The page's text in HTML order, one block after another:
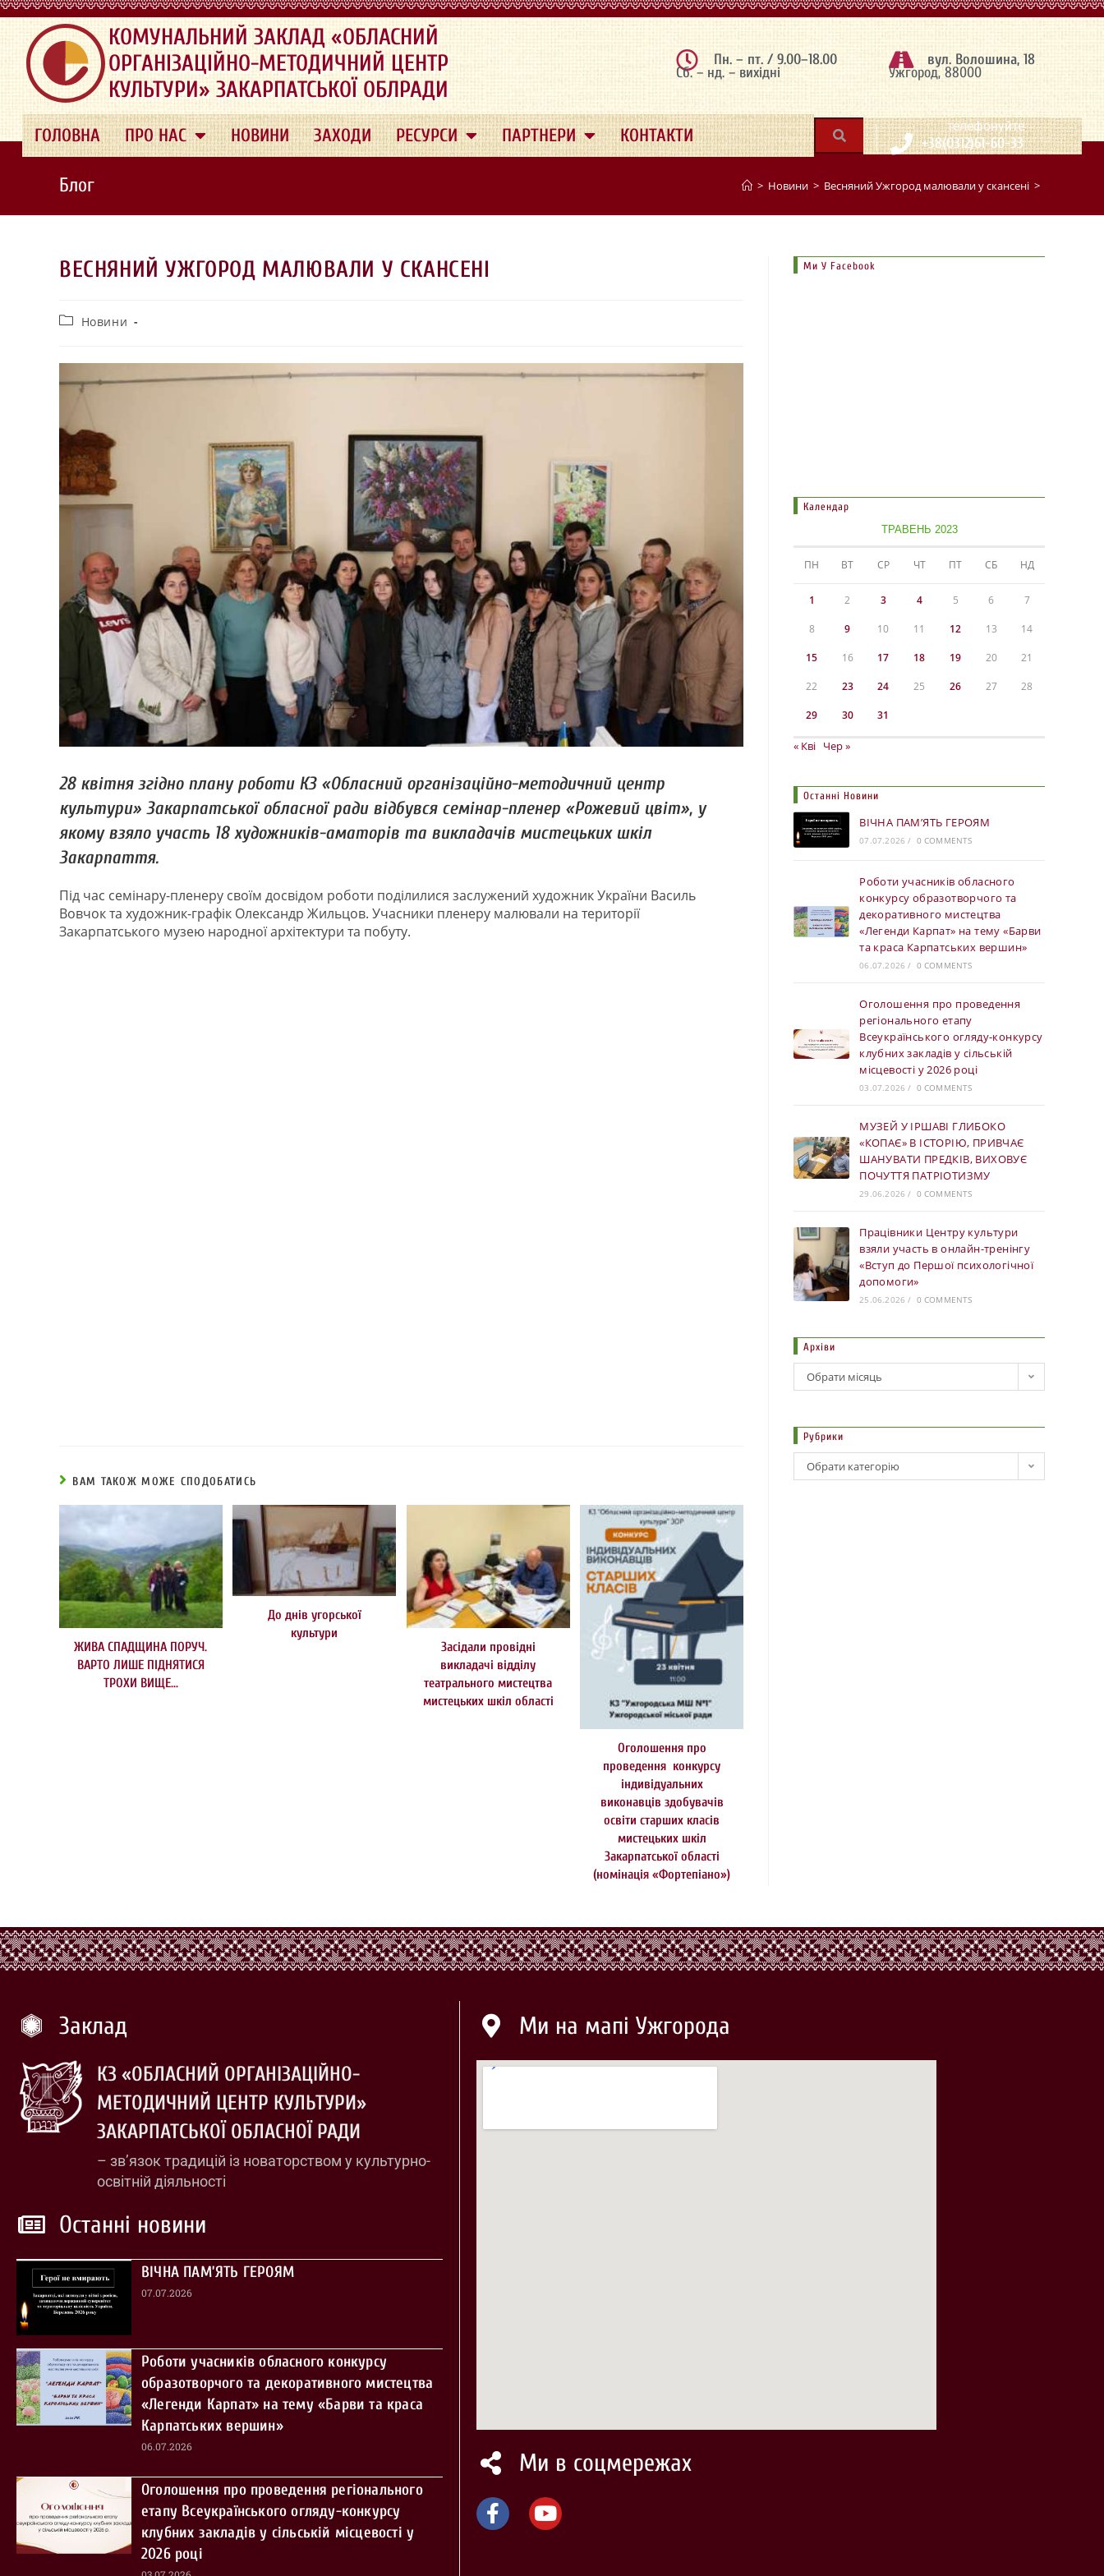
.
КОМУНАЛЬНИЙ ЗАКЛАД «ОБЛАСНИЙ
ОРГАНІЗАЦІЙНО-МЕТОДИЧНИЙ ЦЕНТР
КУЛЬТУРИ» ЗАКАРПАТСЬКОЇ ОБЛРАДИ
Пн. – пт. / 9.00–18.00
Сб. – нд. – вихідні
вул. Волошина, 18
Ужгород, 88000
ГОЛОВНА ПРО НАС НОВИНИ ЗАХОДИ РЕСУРСИ ПАРТНЕРИ КОНТАКТИ | телефонуйте
+38(0312)61-60-33
Блог > Новини > Весняний Ужгород малювали у скансені >
ВЕСНЯНИЙ УЖГОРОД МАЛЮВАЛИ У СКАНСЕНІ
Новини
28 квітня згідно плану роботи КЗ «Обласний організаційно-методичний центр
культури» Закарпатської обласної ради відбувся семінар-пленер «Рожевий цвіт», у
якому взяло участь 18 художників-аматорів та викладачів мистецьких шкіл
Закарпаття.
Під час семінару-пленеру своїм досвідом роботи поділилися заслужений художник України Василь
Вовчок та художник-графік Олександр Жильцов. Учасники пленеру малювали на території
Закарпатського музею народної архітектури та побуту.
ВАМ ТАКОЖ МОЖЕ СПОДОБАТИСЬ
ЖИВА СПАДЩИНА ПОРУЧ.
ВАРТО ЛИШЕ ПІДНЯТИСЯ
ТРОХИ ВИЩЕ…
До днів угорської
культури
Засідали провідні
викладачі відділу
театрального мистецтва
мистецьких шкіл області
Оголошення про
проведення конкурсу
індивідуальних
виконавців здобувачів
освіти старших класів
мистецьких шкіл
Закарпатської області
(номінація «Фортепіано»)
Ми У Facebook
Календар
ТРАВЕНЬ 2023
ПН ВТ СР ЧТ ПТ СБ НД
1 2 3 4 5 6 7
8 9 10 11 12 13 14
15 16 17 18 19 20 21
22 23 24 25 26 27 28
29 30 31
« Кві Чер »
Останні Новини
ВІЧНА ПАМ’ЯТЬ ГЕРОЯМ
07.07.2026 / 0 COMMENTS
Роботи учасників обласного
конкурсу образотворчого та
декоративного мистецтва
«Легенди Карпат» на тему «Барви
та краса Карпатських вершин»
06.07.2026 / 0 COMMENTS
Оголошення про проведення
регіонального етапу
Всеукраїнського огляду-конкурсу
клубних закладів у сільській
місцевості у 2026 році
03.07.2026 / 0 COMMENTS
МУЗЕЙ У ІРШАВІ ГЛИБОКО
«КОПАЄ» В ІСТОРІЮ, ПРИВЧАЄ
ШАНУВАТИ ПРЕДКІВ, ВИХОВУЄ
ПОЧУТТЯ ПАТРІОТИЗМУ
29.06.2026 / 0 COMMENTS
Працівники Центру культури
взяли участь в онлайн-тренінгу
«Вступ до Першої психологічної
допомоги»
25.06.2026 / 0 COMMENTS
Архіви
Обрати місяць
Рубрики
Обрати категорію
Заклад
КЗ «ОБЛАСНИЙ ОРГАНІЗАЦІЙНО-
МЕТОДИЧНИЙ ЦЕНТР КУЛЬТУРИ»
ЗАКАРПАТСЬКОЇ ОБЛАСНОЇ РАДИ
– зв’язок традицій із новаторством у культурно-
освітній діяльності
Останні новини
ВІЧНА ПАМ’ЯТЬ ГЕРОЯМ
07.07.2026
Роботи учасників обласного конкурсу
образотворчого та декоративного мистецтва
«Легенди Карпат» на тему «Барви та краса
Карпатських вершин»
06.07.2026
Оголошення про проведення регіонального
етапу Всеукраїнського огляду-конкурсу
клубних закладів у сільській місцевості у
2026 році
Ми на мапі Ужгорода
Ми в соцмережах